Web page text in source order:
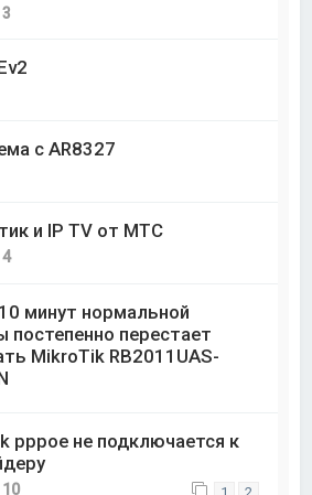
3
с AR8327
и IP TV от МТС
4
минут нормальной
постепенно перестает
MikroTik RB2011UAS-
pppoe не подключается к
10